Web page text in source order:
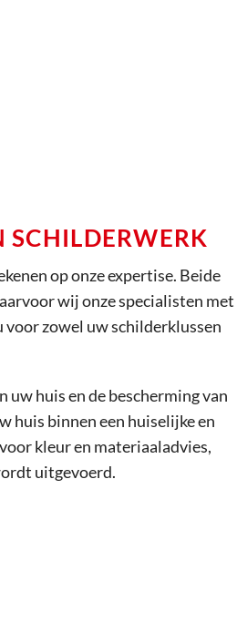
op onze expertise. Beide
wij onze specialisten met
voor zowel uw schilderklussen
uw huis en de bescherming van
huis binnen een huiselijke en
kleur en materiaaladvies,
uitgevoerd.